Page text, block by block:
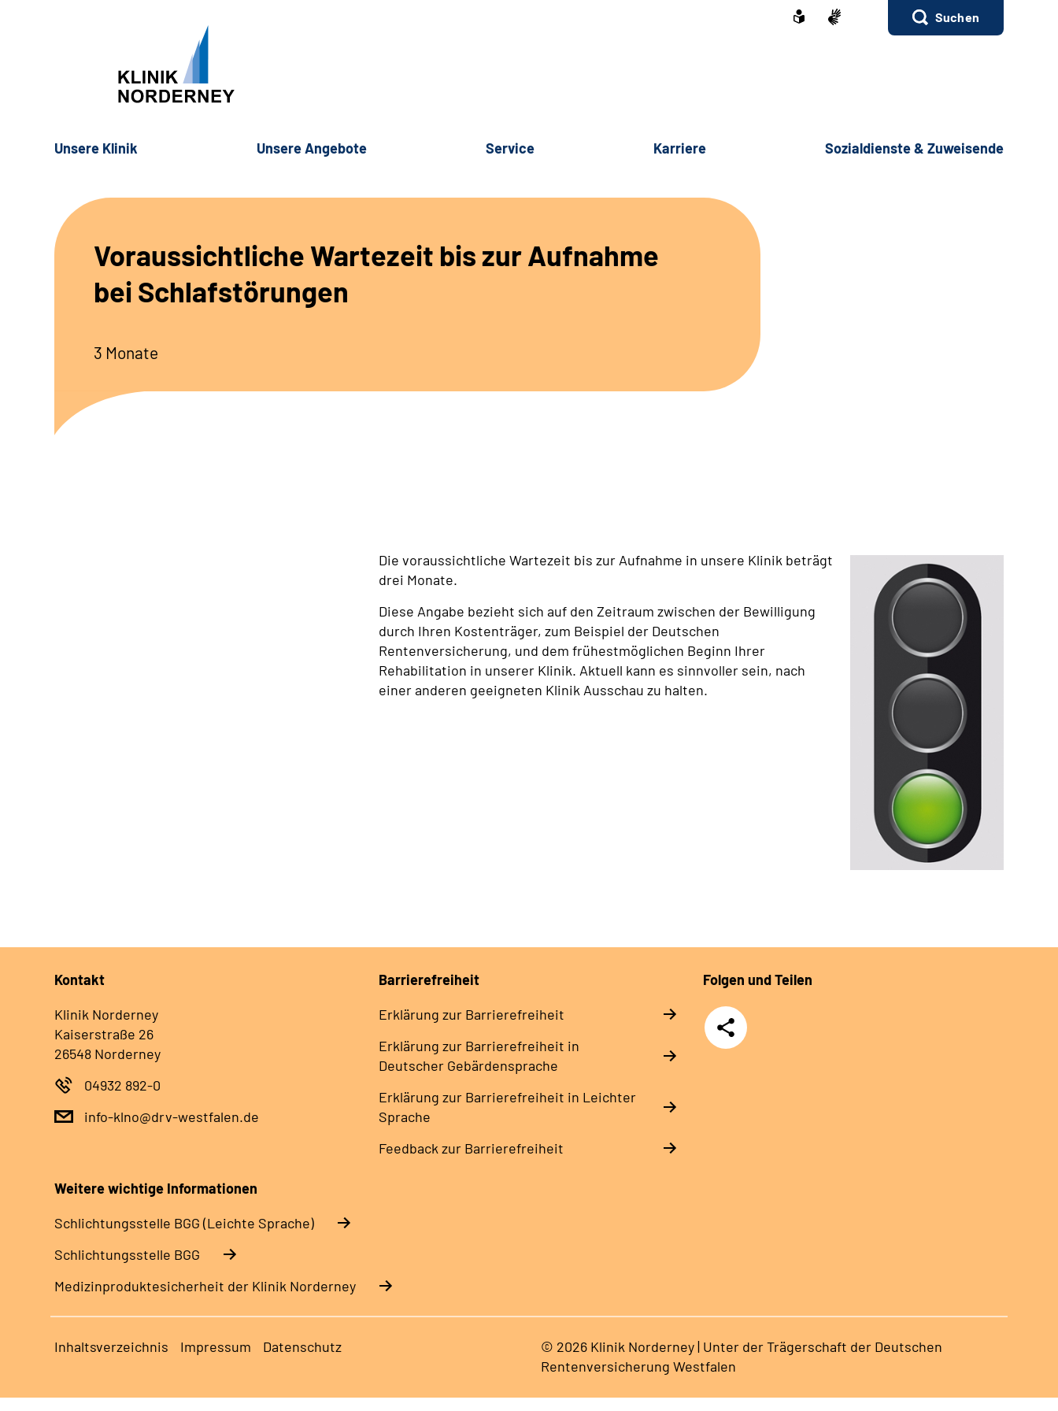
Suchen
Unsere Klinik Unsere Angebote Service Karriere Sozialdienste & Zuweisende
Voraussichtliche Wartezeit bis zur Aufnahme
bei Schlafstörungen
3 Monate
Die voraussichtliche Wartezeit bis zur Aufnahme in unsere Klinik beträgt
drei Monate.
Diese Angabe bezieht sich auf den Zeitraum zwischen der Bewilligung
durch Ihren Kostenträger, zum Beispiel der Deutschen
Rentenversicherung, und dem frühestmöglichen Beginn Ihrer
Rehabilitation in unserer Klinik. Aktuell kann es sinnvoller sein, nach
einer anderen geeigneten Klinik Ausschau zu halten.
Kontakt
Klinik Norderney
Kaiserstraße 26
26548 Norderney
04932 892-0
info-klno@drv-westfalen.de
Barrierefreiheit
Erklärung zur Barrierefreiheit
Erklärung zur Barrierefreiheit in
Deutscher Gebärdensprache
Erklärung zur Barrierefreiheit in Leichter
Sprache
Feedback zur Barrierefreiheit
Folgen und Teilen
Teilen
Weitere wichtige Informationen
Schlich­tungs­stel­le BGG (Leichte Sprache)
Schlich­tungs­stel­le BGG
Medizinproduktesicherheit der Klinik Norderney
Inhaltsverzeichnis Impressum Datenschutz
© 2026 Klinik Norderney | Unter der Trägerschaft der Deutschen
Rentenversicherung Westfalen